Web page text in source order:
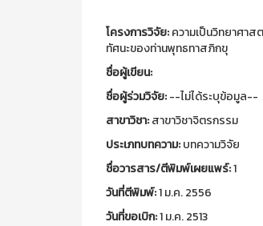
โครงการวิจัย:ความเป็นวิทยาศา
ทัศนะของท่านพุทธทาสภิกขุ
ชื่อผู้เขียน:
ชื่อผู้ร่วมวิจัย:--ไม่ได้ระบุข้อมูล--
สาขาวิชา:สาขาวิชาจิตรกรรม
ประเภทบทความ:บทความวิจัย
ชื่อวารสาร/ตีพิมพ์เผยแพร์:1
วันที่ตีพิมพ์:1 ม.ค. 2556
วันที่ขอเบิก:1 ม.ค. 2513